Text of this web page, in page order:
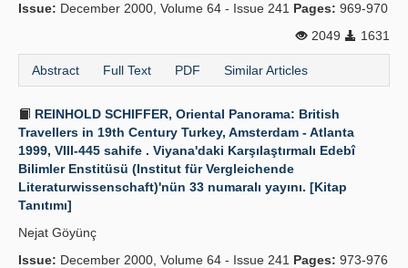
Issue: December 2000, Volume 64 - Issue 241 Pages: 969-970
2049
1631
Abstract Full Text PDF Similar Articles
REINHOLD SCHIFFER, Oriental Panorama: British
Travellers in 19th Century Turkey, Amsterdam - Atlanta
1999, VIII-445 sahife . Viyana'daki Karşılaştırmalı Edebî
Bilimler Enstitüsü (Institut für Vergleichende
Literaturwissenschaft)'nün 33 numaralı yayını. [Kitap
Tanıtımı]
Nejat Göyünç
Issue: December 2000, Volume 64 - Issue 241 Pages: 973-976